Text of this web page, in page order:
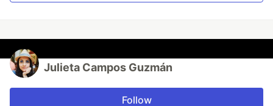
Julieta Campos Guzmán
Follow